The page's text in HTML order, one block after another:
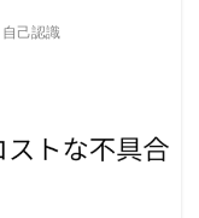
自己認識